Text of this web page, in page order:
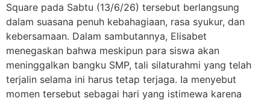
Square pada Sabtu (13/6/26) tersebut berlangsung
dalam suasana penuh kebahagiaan, rasa syukur, dan
kebersamaan. Dalam sambutannya, Elisabet
menegaskan bahwa meskipun para siswa akan
meninggalkan bangku SMP, tali silaturahmi yang telah
terjalin selama ini harus tetap terjaga. Ia menyebut
momen tersebut sebagai hari yang istimewa karena